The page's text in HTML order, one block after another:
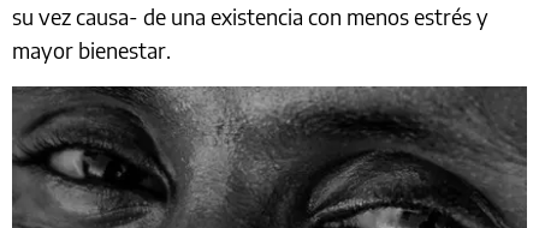
su vez causa- de una existencia con menos estrés y
mayor bienestar.